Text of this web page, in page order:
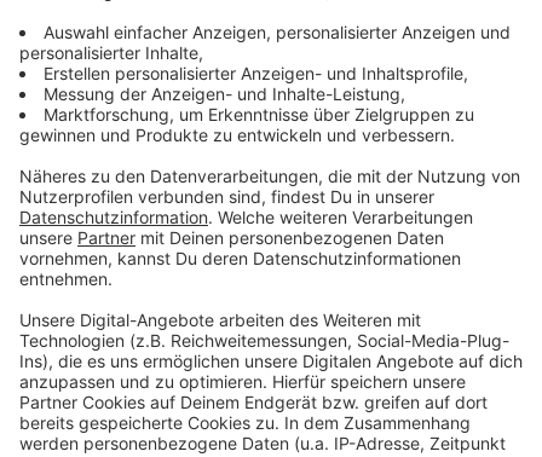
Mehr Meldungen aus Leverkusen
Anzeige
Pfleger aus dem Ausland bereichern Leverkusener
Klinikum
Leverkusen: Mutmaßlicher Krawallmacher vor Gericht
Anzeige